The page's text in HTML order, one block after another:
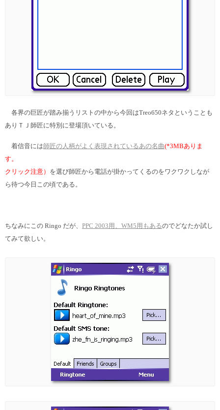
各界の巨匠が踏み揃うリストの中から今回はTreo650ネタということも
あり ＴＪ師匠に特別に登場頂いている。
着信音には師匠の人柄がよく表現されているあの名曲(*3MBありま
す。
クリック注意） を選び師匠から電話が掛かってくるのをワクワクしなが
ら待つ今日この頃である。
ちなみにこの Ringo だが、 PPC 2003用、WM5用もあるのでどなたか試し
てみて欲しい。